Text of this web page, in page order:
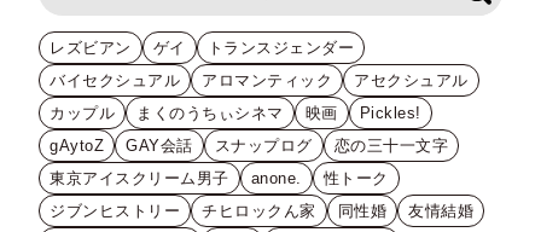
レズビアン ゲイ
トランスジェンダー
バイセクシュアル
アロマンティック
アセクシュアル
カップル
まくのうちぃシネマ 映画
Pickles!
gAytoZ
GAY会話 スナップログ
恋の三十一文字
東京アイスクリーム男子
anone.
性トーク
ジブンヒストリー
チヒロックん家 同性婚
友情結婚